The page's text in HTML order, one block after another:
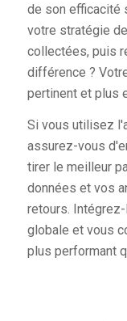
de son efficacité
votre stratégie
collectées, puis
différence ?
pertinent et plus
Si vous utilisez
assurez-vous
tirer le meilleur
données et vos
retours.
globale et vous
plus performant